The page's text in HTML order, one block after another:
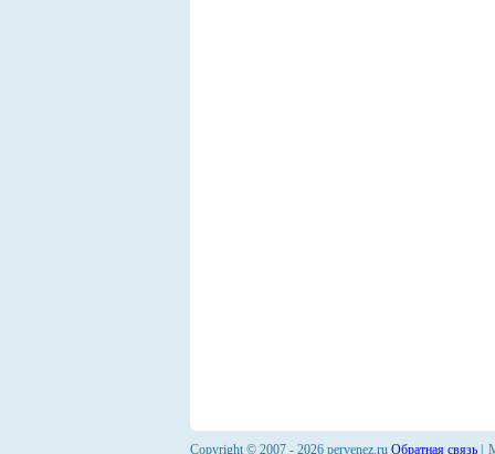
Copyright © 2007 - 2026 pervenez.ru Обратная связь